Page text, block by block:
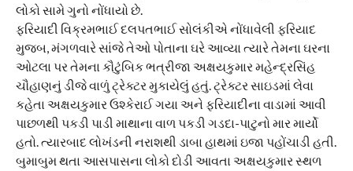
લોકો સામે ગુનો નોંધાયો છે.
ફરિયાદી વિક્રમભાઈ દલપતભાઈ સોલંકીએ નોંધાવેલી ફરિયાદ
મુજબ, મંગળવારે સાંજે તેઓ પોતાના ઘરે આવ્યા ત્યારે તેમના ઘરના
ઓટલા પર તેમના કૌટુંબિક ભત્રીજા અક્ષયકુમાર મહેન્દ્રસિંહ
ચૌહાણનું ડીજે વાળું ટ્રેક્ટર મુકાયેલું હતું. ટ્રેક્ટર સાઇડમાં લેવા
કહેતા અક્ષયકુમાર ઉશ્કેરાઈ ગયા અને ફરિયાદીના વાડામાં આવી
પાછળથી પકડી પાડી માથાના વાળ પકડી ગડદા-પાટુનો માર માર્યો
હતો. ત્યારબાદ લોખંડની નરાશથી ડાબા હાથમાં ઇજા પહોંચાડી હતી.
બુમાબુમ થતા આસપાસના લોકો દોડી આવતા અક્ષયકુમાર સ્થળ